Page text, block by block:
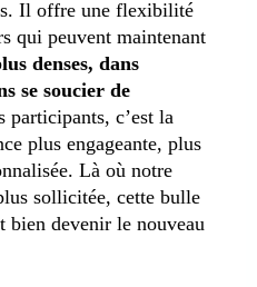
Il offre une flexibilité
qui peuvent maintenant
denses, dans
se soucier de
participants, c’est la
plus engageante, plus
Là où notre
sollicitée, cette bulle
bien devenir le nouveau